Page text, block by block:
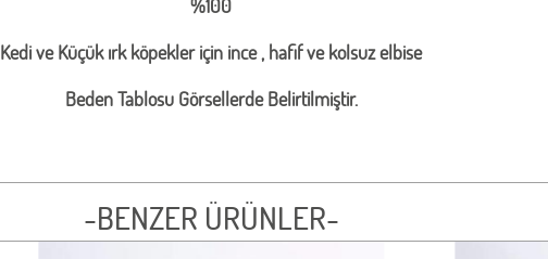
Kedi ve Küçük ırk köpekler için ince , hafif ve kolsuz elbise
Beden Tablosu Görsellerde Belirtilmiştir.
-BENZER ÜRÜNLER-